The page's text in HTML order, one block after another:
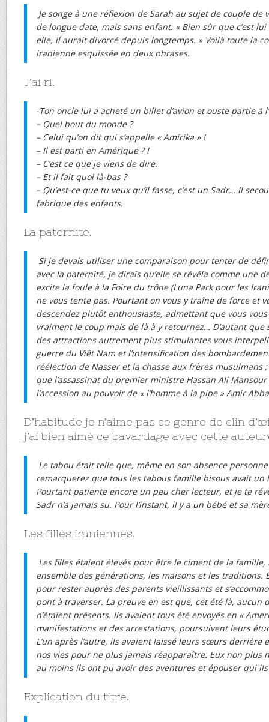
Je songe à une réflexion de Sarah au sujet de couple de
de longue date, mais sans enfant. « Bien sûr que c’est
elle, il aurait divorcé depuis longtemps. » Voilà toute la
iranienne esquissée en deux phrases.
J’ai ri.
-Ton oncle lui a acheté un billet d’avion et ouste partie à
– Quel bout du monde ?
– Celui qu’on dit qui s’appelle « Amirika » !
– Il est parti en Amérique ? !
– C’est ce que je viens de dire.
– Et il fait quoi là-bas ?
– Qu’est-ce que tu veux qu’il fasse, c’est un Sadr… Il
fabrique des enfants.
La paternité.
Si je devais utiliser une comparaison pour tenter de
avec la paternité, je dirais qu’elle se révéla comme une
excite la foule à la Foire du trône (Luna Park pour les
ne vous tente pas. Pourtant on vous y traîne de force et
descendez plutôt enthousiaste, admettant que vous
vraiment le coup mais de là à y retournez… D’autant que
des attractions autrement plus stimulantes vous
guerre du Viêt Nam et l’intensification des
réélection de Nasser et la chasse aux frères musulmans
que l’assassinat du premier ministre Hassan Ali
l’accession au pouvoir de « l’homme à la pipe » Amir
D’habitude je n’aime pas ce genre de clin
j’ai bien aimé ce bavardage avec cette
Le tabou était telle que, même en son absence
remarquerez que tous les tabous famille bisous avait un
Pourtant patiente encore un peu cher lecteur, et je te
Sadr n’a jamais su. Pour l’instant, il y a un bébé et sa
Les filles iraniennes.
Les filles étaient élevés pour être le ciment de la
ensemble des générations, les maisons et les traditions.
pour rester auprès des parents vieillissants et
pont à traverser. La preuve en est que, cet été là, aucun
n’étaient présents. Ils avaient tous été envoyés en «
manifestations et des arrestations, poursuivent leurs
L’un après l’autre, ils avaient laissé leurs sœurs derrière
nos vies pour ne plus jamais réapparaître. Eux non plus
au moins ils ont pu avoir des aventures et épouser qui
Explication du titre.